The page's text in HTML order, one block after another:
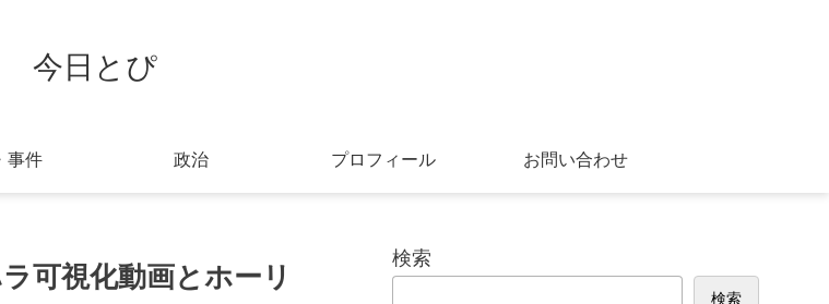
今日とぴ
事件 政治 プロフィール お問い合わせ
可視化動画とホーリ
検索
検索